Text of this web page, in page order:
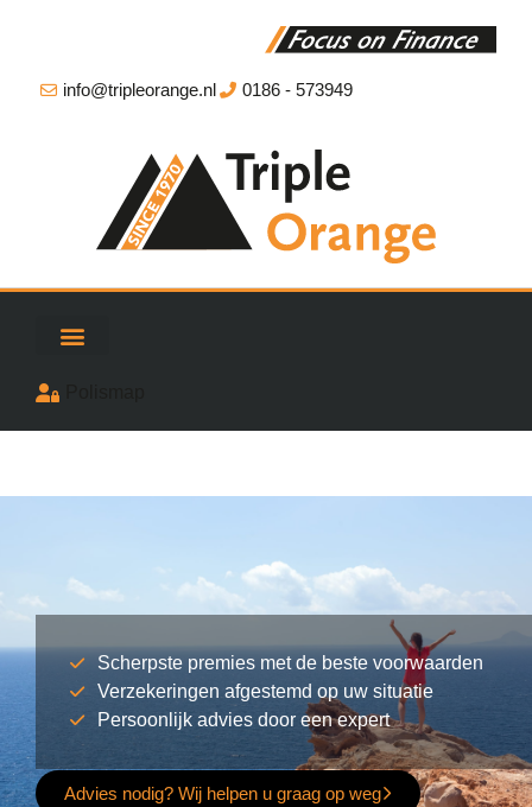
info@tripleorange.nl 0186 - 573949
Scherpste premies met de beste voorwaarden
Verzekeringen afgestemd op uw situatie
Persoonlijk advies door een expert
Advies nodig? Wij helpen u graag op weg